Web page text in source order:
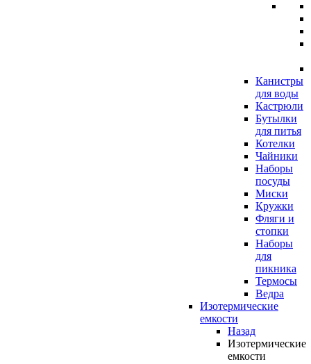
Канистры
для воды
Кастрюли
Бутылки
для питья
Котелки
Чайники
Наборы
посуды
Миски
Кружки
Фляги и
стопки
Наборы
для
пикника
Термосы
Ведра
Изотермические
емкости
Назад
Изотермические
емкости